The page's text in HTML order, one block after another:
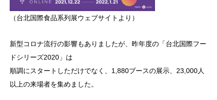
（台北国際食品系列展ウェブサイトより）
新型コロナ流行の影響もありましたが、昨年度の「台北国際フー
ドシリーズ2020」は
順調にスタートしただけでなく、1,880ブースの展示、23,000人
以上の来場者を集めました。